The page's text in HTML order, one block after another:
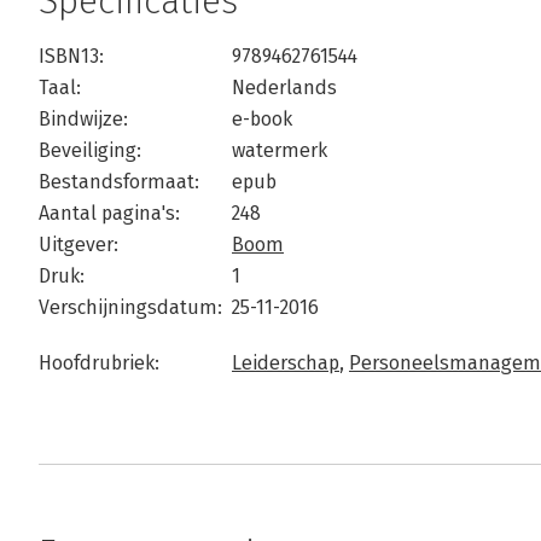
ISBN13:
9789462761544
Taal:
Nederlands
Bindwijze:
e-book
Beveiliging:
watermerk
Bestandsformaat:
epub
Aantal pagina's:
248
Uitgever:
Boom
Druk:
1
Verschijningsdatum: 25-11-2016
Hoofdrubriek: Leiderschap,